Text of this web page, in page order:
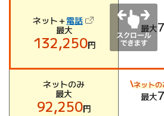
ネット＋電話（新しいタブで開きま
最大
132,250円
最大
ネットのみ
最大
92,250円
ネット
最大